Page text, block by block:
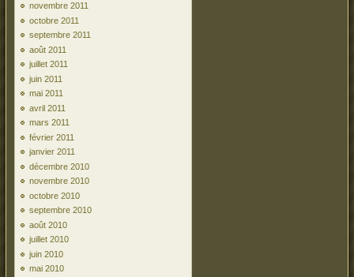
novembre 2011
octobre 2011
septembre 2011
août 2011
juillet 2011
juin 2011
mai 2011
avril 2011
mars 2011
février 2011
janvier 2011
décembre 2010
novembre 2010
octobre 2010
septembre 2010
août 2010
juillet 2010
juin 2010
mai 2010